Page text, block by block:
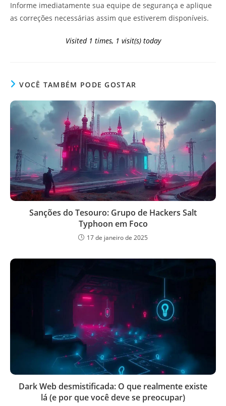
Informe imediatamente sua equipe de segurança e aplique
as correções necessárias assim que estiverem disponíveis.
Visited 1 times, 1 visit(s) today
VOCÊ TAMBÉM PODE GOSTAR
Sanções do Tesouro: Grupo de Hackers Salt
Typhoon em Foco
17 de janeiro de 2025
Dark Web desmistificada: O que realmente existe
lá (e por que você deve se preocupar)